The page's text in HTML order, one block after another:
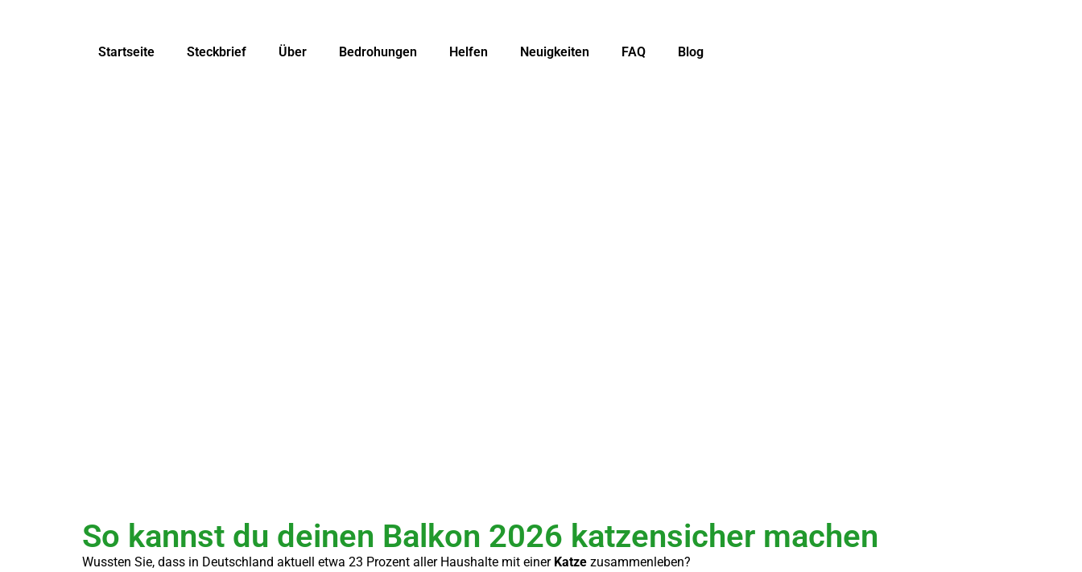
Startseite Steckbrief Über Bedrohungen Helfen Neuigkeiten FAQ Blog
So kannst du deinen Balkon 2026 katzensicher machen
Wussten Sie, dass in Deutschland aktuell etwa 23 Prozent aller Haushalte mit einer Katze zusammenleben?